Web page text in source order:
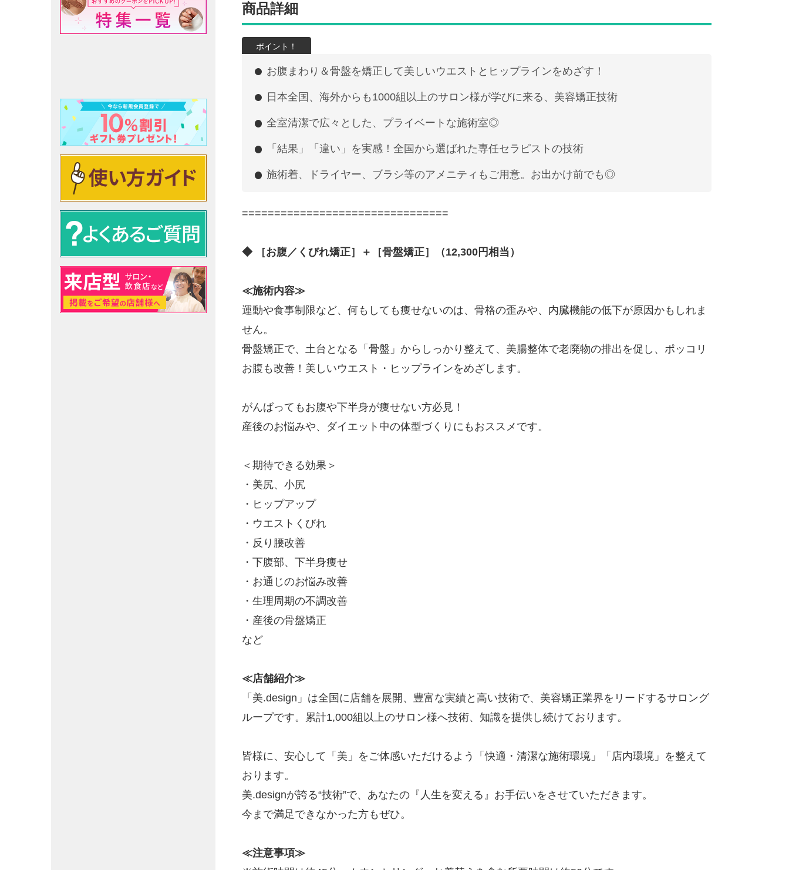
商品詳細
お腹まわり＆骨盤を矯正して美しいウエストとヒップラインをめざす！
日本全国、海外からも1000組以上のサロン様が学びに来る、美容矯正技術
全室清潔で広々とした、プライベートな施術室◎
「結果」「違い」を実感！全国から選ばれた専任セラピストの技術
施術着、ドライヤー、ブラシ等のアメニティもご用意。お出かけ前でも◎
================================
◆ ［お腹／くびれ矯正］＋［骨盤矯正］（12,300円相当）
≪施術内容≫
運動や食事制限など、何もしても痩せないのは、骨格の歪みや、内臓機能の低下が原因かもしれま
せん。
骨盤矯正で、土台となる「骨盤」からしっかり整えて、美腸整体で老廃物の排出を促し、ポッコリ
お腹も改善！美しいウエスト・ヒップラインをめざします。
がんばってもお腹や下半身が痩せない方必見！
産後のお悩みや、ダイエット中の体型づくりにもおススメです。
＜期待できる効果＞
・美尻、小尻
・ヒップアップ
・ウエストくびれ
・反り腰改善
・下腹部、下半身痩せ
・お通じのお悩み改善
・生理周期の不調改善
・産後の骨盤矯正
など
≪店舗紹介≫
「美.design」は全国に店舗を展開、豊富な実績と高い技術で、美容矯正業界をリードするサロング
ループです。累計1,000組以上のサロン様へ技術、知識を提供し続けております。
皆様に、安心して「美」をご体感いただけるよう「快適・清潔な施術環境」「店内環境」を整えて
おります。
美.designが誇る“技術”で、あなたの『人生を変える』お手伝いをさせていただきます。
今まで満足できなかった方もぜひ。
≪注意事項≫